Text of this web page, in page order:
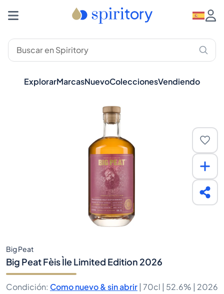
ExplorarMarcasNuevoColeccionesVendiendo
Big Peat
Big Peat Fèis Ìle Limited Edition 2026
Condición: Como nuevo & sin abrir | 70cl | 52.6% | 2026